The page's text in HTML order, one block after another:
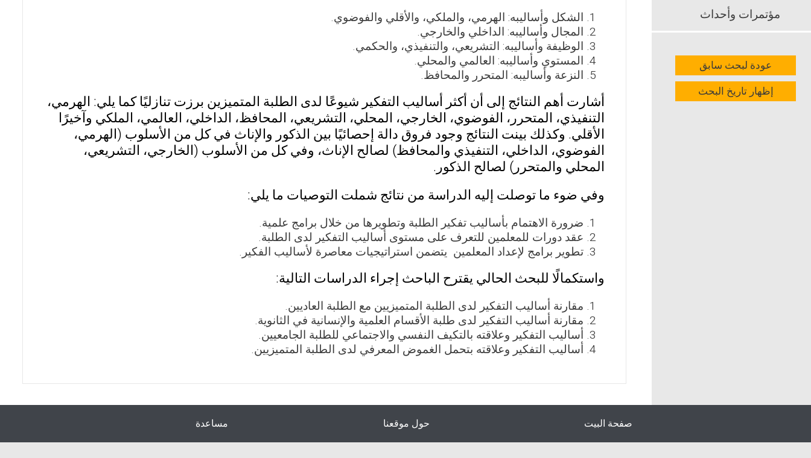
الشكل وأساليبه: الهرمي، والملكي، والأقلي والفوضوي.
المجال وأساليبه: الداخلي والخارجي.
الوظيفة وأساليبه: التشريعي، والتنفيذي، والحكمي.
المستوي وأساليبه: العالمي والمحلي.
النزعة وأساليبه: المتحرر والمحافظ.
أشارت أهم النتائج إلى أن أكثر أساليب التفكير شيوعًا لدى الطلبة المتميزين برزت تنازليًا كما يلي: الهرمي،
التنفيذي، المتحرر، الفوضوي، الخارجي، المحلي، التشريعي، المحافظ، الداخلي، العالمي، الملكي وآخيرًا
الأقلي. وكذلك بينت النتائج وجود فروق دالة إحصائيًا بين الذكور والإناث في كل من الأسلوب (الهرمي،
الفوضوي، الداخلي، التنفيذي والمحافظ) لصالح الإناث، وفي كل من الأسلوب (الخارجي، التشريعي،
المحلي والمتحرر) لصالح الذكور.
وفي ضوء ما توصلت إليه الدراسة من نتائج شملت التوصيات ما يلي:
ضرورة الاهتمام بأساليب تفكير الطلبة وتطويرها من خلال برامج علمية.
عقد دورات للمعلمين للتعرف على مستوى أساليب التفكير لدى الطلبة.
تطوير برامج لإعداد المعلمين يتضمن استراتيجيات معاصرة لأساليب الفكير.
واستكمالًا للبحث الحالي يقترح الباحث إجراء الدراسات التالية:
مقارنة أساليب التفكير لدى الطلبة المتميزيين مع الطلبة العاديين.
مقارنة أساليب التفكير لدى طلبة الأقسام العلمية والإنسانية في الثانوية.
أساليب التفكير وعلاقته بالتكيف النفسي والاجتماعي للطلبة الجامعيين.
أساليب التفكير وعلاقته بتحمل الغموض المعرفي لدى الطلبة المتميزيين.
مؤتمرات وأحداث
عودة لبحث سابق
إظهار تاريخ البحث
صفحة البيت حول موقعنا مساعدة